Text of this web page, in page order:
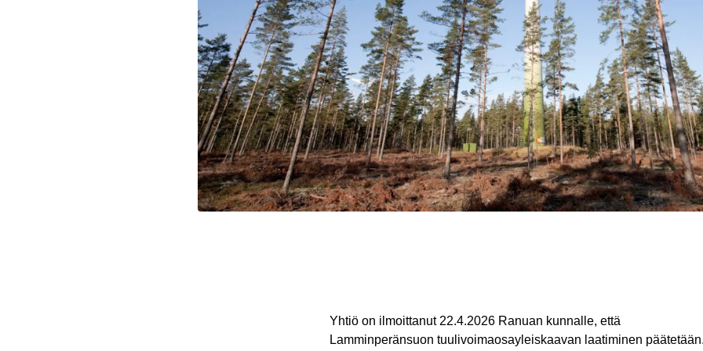
Yhtiö on ilmoittanut 22.4.2026 Ranuan kunnalle, että
Lamminperänsuon tuulivoimaosayleiskaavan laatiminen